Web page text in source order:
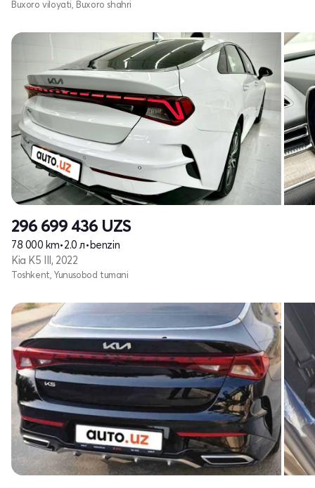
Buxoro viloyati, Buxoro shahri
296 699 436 UZS
78 000 km•2.0 л•benzin
Kia K5 III, 2022
Toshkent, Yunusobod tumani